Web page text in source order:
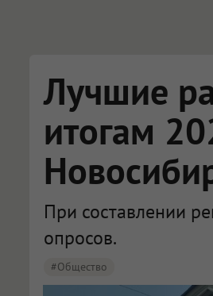
Лучшие
итогам
При составлении
опросов.
#Общество